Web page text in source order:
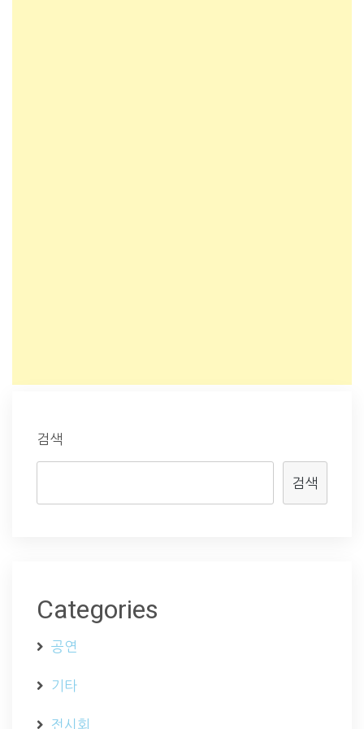
검색
검색
Categories
공연
기타
전시회